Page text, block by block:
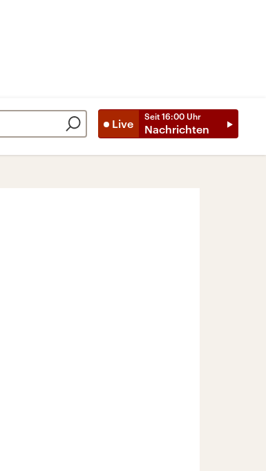
Live
Seit 16:00 Uhr
Nachrichten